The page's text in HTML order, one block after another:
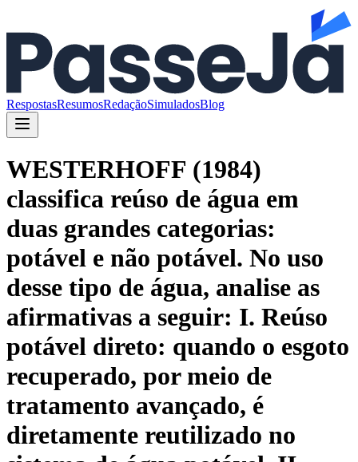
RespostasResumosRedaçãoSimuladosBlog
WESTERHOFF (1984)
classifica reúso de água em
duas grandes categorias:
potável e não potável. No uso
desse tipo de água, analise as
afirmativas a seguir: I. Reúso
potável direto: quando o esgoto
recuperado, por meio de
tratamento avançado, é
diretamente reutilizado no